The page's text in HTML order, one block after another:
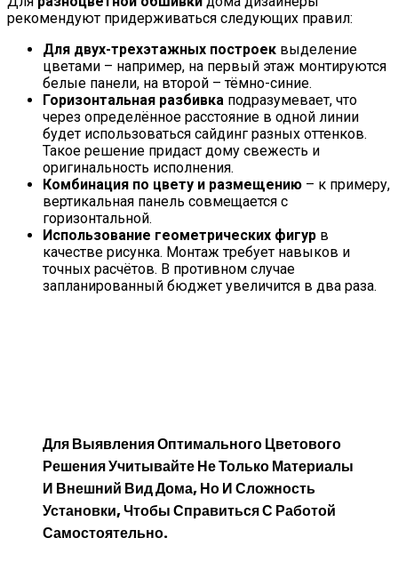
рекомендуют придерживаться следующих правил:
Для двух-трехэтажных построек выделение
цветами – например, на первый этаж монтируются
белые панели, на второй – тёмно-синие.
Горизонтальная разбивка подразумевает, что
через определённое расстояние в одной линии
будет использоваться сайдинг разных оттенков.
Такое решение придаст дому свежесть и
оригинальность исполнения.
Комбинация по цвету и размещению – к примеру,
вертикальная панель совмещается с
горизонтальной.
Использование геометрических фигур в
качестве рисунка. Монтаж требует навыков и
точных расчётов. В противном случае
запланированный бюджет увеличится в два раза.
Для Выявления Оптимального Цветового
Решения Учитывайте Не Только Материалы
И Внешний Вид Дома, Но И Сложность
Установки, Чтобы Справиться С Работой
Самостоятельно.